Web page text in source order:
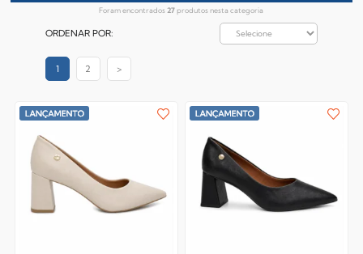
Foram encontrados 27produtos nesta categoria
ORDENAR POR:
1 2 >